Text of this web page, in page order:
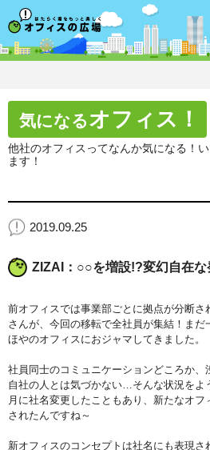
オフィスの広場
気になるオフィス！
他社のオフィスってなんか気になる！
ます！
2019.09.25
ZIZAI：○○を増設!?変幻自在な
前オフィスでは事業部ごとに拠点が分断さ
さんが、今回の移転で全社員が集結！ま
ほやのオフィスにおジャマしてきました。
社員同士のコミュニケーションどころか、
自社の人とは気づかない…そんな状況をよ
月に社名変更したこともあり、新たなオ
されたんですね～
新オフィスのコンセプトは社名にも表現さ